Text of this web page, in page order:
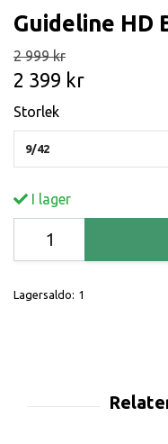
Guideline HD
2 999 kr
2 399 kr
Storlek
9/42
I lager
Lagersaldo: 1